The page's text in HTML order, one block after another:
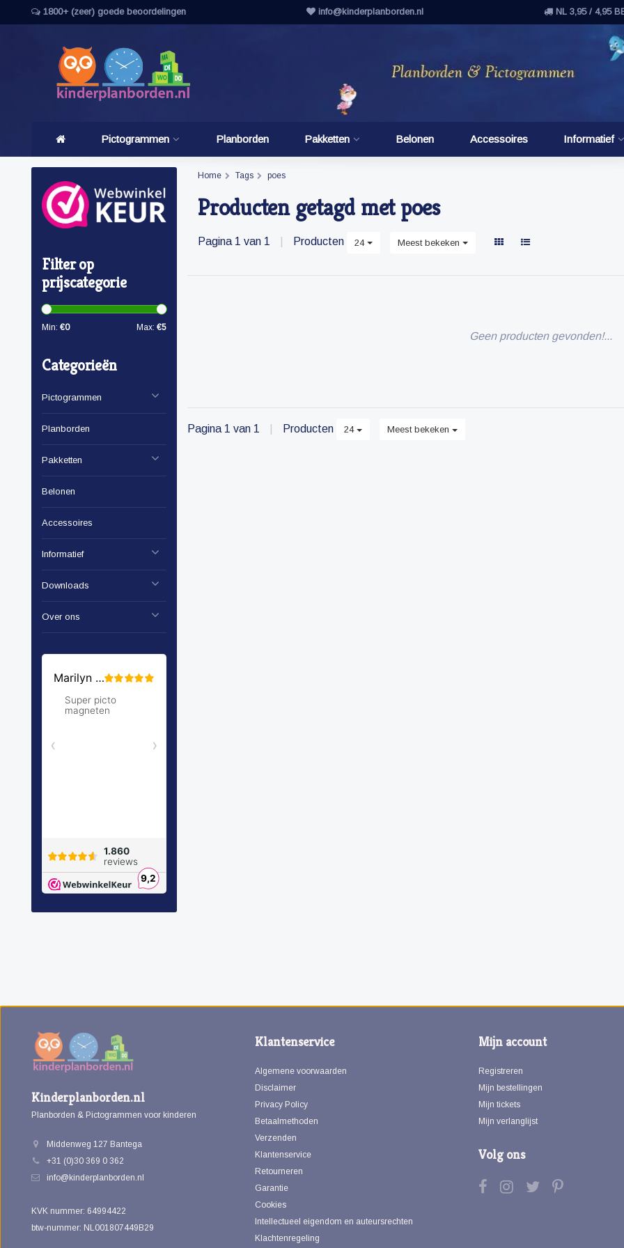
1800+ (zeer) goede beoordelingen info@kinderplanborden.nl NL 3,95 / 4,95
Pictogrammen Planborden Pakketten Belonen Accessoires Informatief
Filter op
prijscategorie
Min: €0 Max: €5
Categorieën
Pictogrammen
Planborden
Pakketten
Belonen
Accessoires
Informatief
Downloads
Over ons
Home Tags poes
Producten getagd met poes
Pagina 1 van 1 Producten 24 Meest bekeken
Geen producten gevonden!...
Pagina 1 van 1 Producten 24 Meest bekeken
Kinderplanborden.nl
Planborden & Pictogrammen voor kinderen
Middenweg 127 Bantega
+31 (0)30 369 0 362
info@kinderplanborden.nl
KVK nummer: 64994422
btw-nummer: NL001807449B29
Klantenservice
Algemene voorwaarden
Disclaimer
Privacy Policy
Betaalmethoden
Verzenden
Klantenservice
Retourneren
Garantie
Cookies
Intellectueel eigendom en auteursrechten
Klachtenregeling
Mijn account
Registreren
Mijn bestellingen
Mijn tickets
Mijn verlanglijst
Volg ons